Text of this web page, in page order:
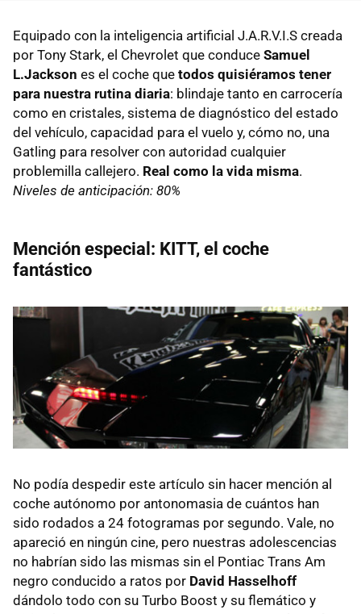
Equipado con la inteligencia artificial J.A.R.V.I.S creada
por Tony Stark, el Chevrolet que conduce Samuel
L.Jackson es el coche que todos quisiéramos tener
para nuestra rutina diaria: blindaje tanto en carrocería
como en cristales, sistema de diagnóstico del estado
del vehículo, capacidad para el vuelo y, cómo no, una
Gatling para resolver con autoridad cualquier
problemilla callejero. Real como la vida misma.
Niveles de anticipación: 80%
Mención especial: KITT, el coche
fantástico
No podía despedir este artículo sin hacer mención al
coche autónomo por antonomasia de cuántos han
sido rodados a 24 fotogramas por segundo. Vale, no
apareció en ningún cine, pero nuestras adolescencias
no habrían sido las mismas sin el Pontiac Trans Am
negro conducido a ratos por David Hasselhoff
dándolo todo con su Turbo Boost y su flemático y